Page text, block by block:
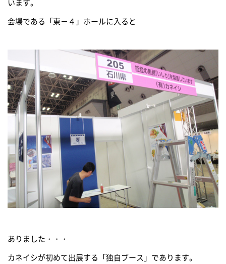
います。
会場である「東－４」ホールに入ると
ありました・・・
カネイシが初めて出展する「独自ブース」であります。